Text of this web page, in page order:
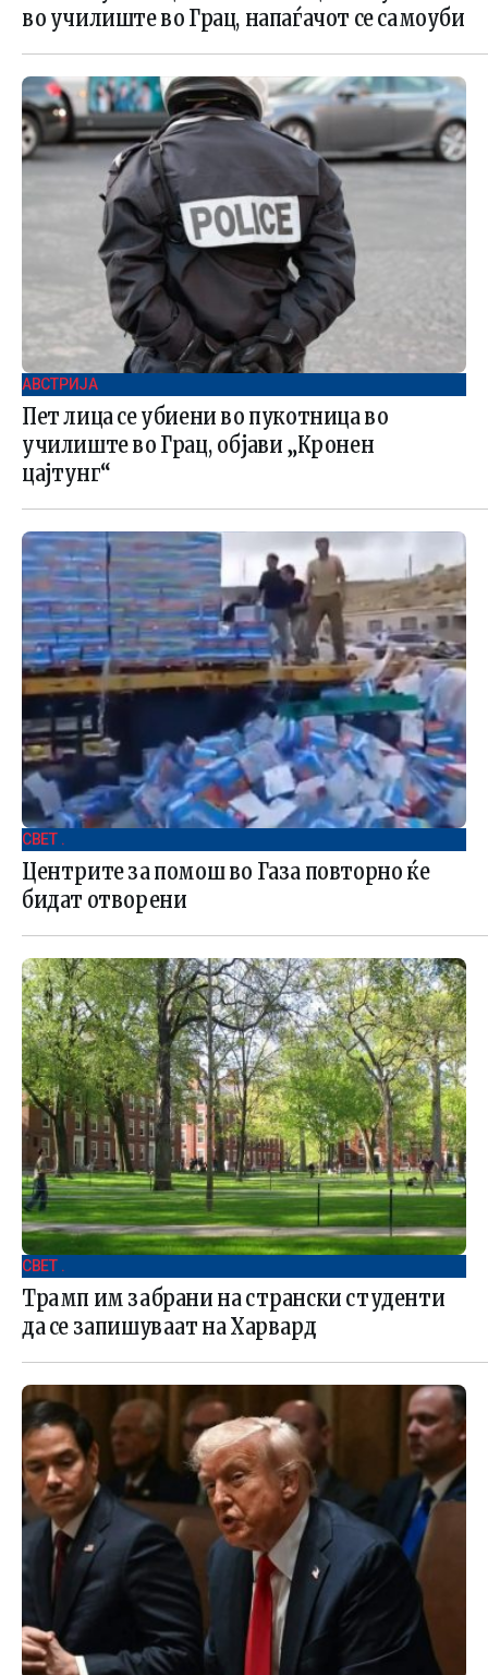
во училиште во Грац, напаѓачот се самоуби
АВСТРИЈА
Пет лица се убиени во пукотница во
училиште во Грац, објави „Кронен
цајтунг“
СВЕТ .
Центрите за помош во Газа повторно ќе
бидат отворени
СВЕТ .
Трамп им забрани на странски студенти
да се запишуваат на Харвард